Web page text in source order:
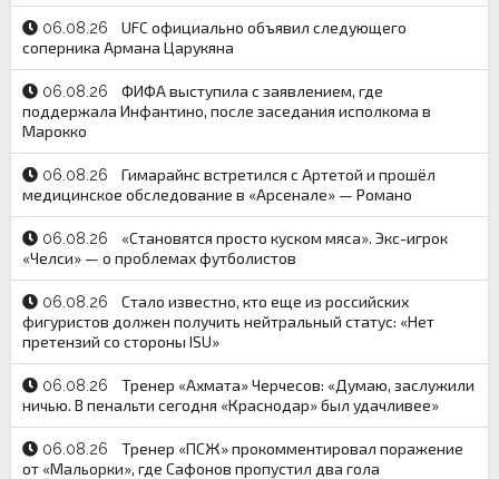
06.08.26
UFC официально объявил следующего
соперника Армана Царукяна
06.08.26
ФИФА выступила с заявлением, где
поддержала Инфантино, после заседания исполкома в
Марокко
06.08.26
Гимарайнс встретился с Артетой и прошёл
медицинское обследование в «Арсенале» — Романо
06.08.26
«Становятся просто куском мяса». Экс-игрок
«Челси» — о проблемах футболистов
06.08.26
Стало известно, кто еще из российских
фигуристов должен получить нейтральный статус: «Нет
претензий со стороны ISU»
06.08.26
Тренер «Ахмата» Черчесов: «Думаю, заслужили
ничью. В пенальти сегодня «Краснодар» был удачливее»
06.08.26
Тренер «ПСЖ» прокомментировал поражение
от «Мальорки», где Сафонов пропустил два гола